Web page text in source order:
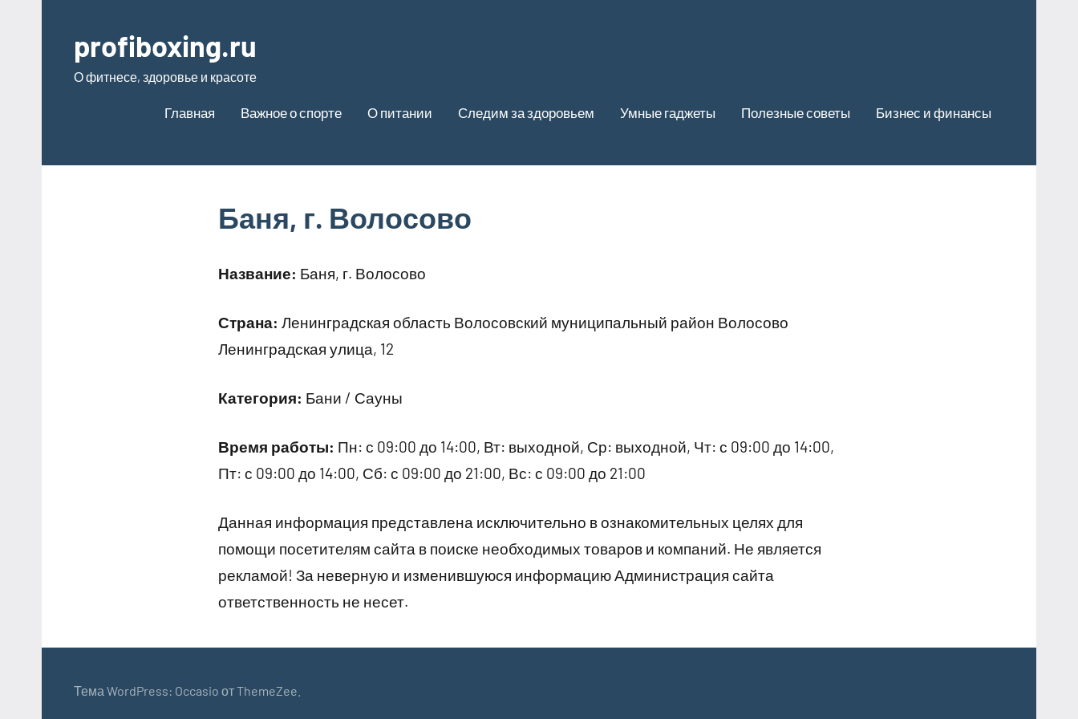
содержимому
profiboxing.ru
О фитнесе, здоровье и красоте
Главная Важное о спорте О питании Следим за здоровьем Умные гаджеты Полезные советы Бизнес и финансы
Баня, г. Волосово
Название: Баня, г. Волосово
Страна: Ленинградская область Волосовский муниципальный район Волосово
Ленинградская улица, 12
Категория: Бани / Сауны
Время работы: Пн: с 09:00 до 14:00, Вт: выходной, Ср: выходной, Чт: с 09:00 до 14:00,
Пт: с 09:00 до 14:00, Сб: с 09:00 до 21:00, Вс: с 09:00 до 21:00
Данная информация представлена исключительно в ознакомительных целях для
помощи посетителям сайта в поиске необходимых товаров и компаний. Не является
рекламой! За неверную и изменившуюся информацию Администрация сайта
ответственность не несет.
Тема WordPress: Occasio от ThemeZee.